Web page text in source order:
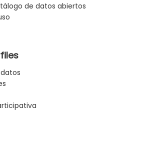
de datos abiertos